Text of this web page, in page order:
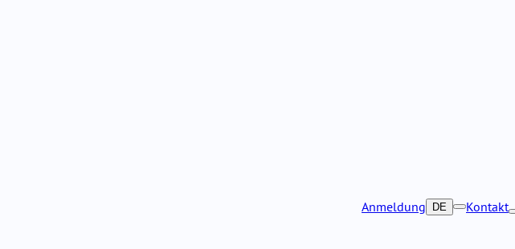
Anmeldung DE Kontakt